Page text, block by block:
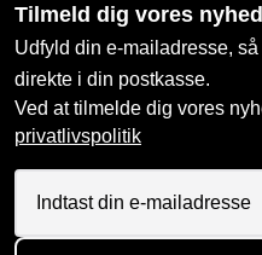
Tilmeld dig vores
Udfyld din e-mailadresse,
direkte i din postkasse.
Ved at tilmelde dig vores
privatlivspolitik